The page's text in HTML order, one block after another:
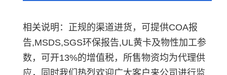
相关说明：正规的渠道进货，可提供COA报
告,MSDS,SGS环保报告,UL黄卡及物性加工参
数，可开13%的增值税，所售物资均为代理供